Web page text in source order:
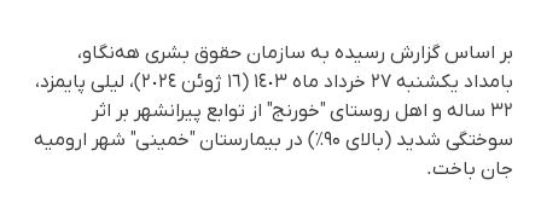
بر اساس گزارش رسیده به سازمان حقوق بشری هه‌نگاو،
بامداد یکشنبه ٢٧ خرداد ماه ١٤٠٣ (١٦ ژوئن ٢٠٢٤)، لیلی پایمزد،
٣٢ ساله و اهل روستای "خورنج" از توابع پیرانشهر بر اثر
سوختگی شدید (بالای ۹۰٪) در بیمارستان "خمینی" شهر ارومیه
جان باخت.